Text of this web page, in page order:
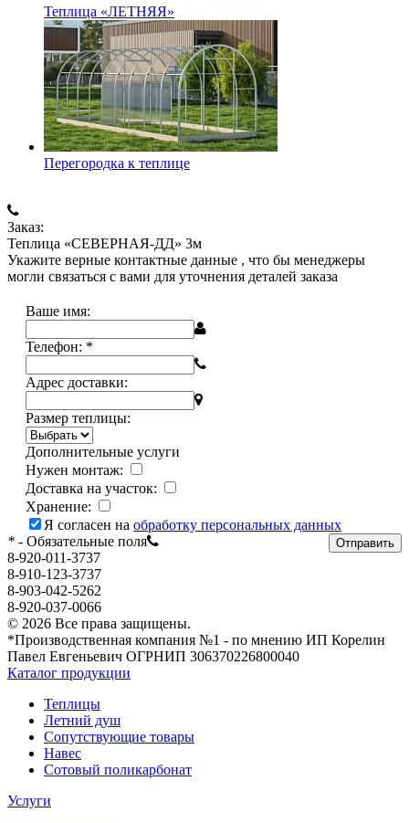
Теплица «ЛЕТНЯЯ»
Перегородка к теплице
Заказ:
Теплица «СЕВЕРНАЯ-ДД» 3м
Укажите верные контактные данные , что бы менеджеры
могли связаться с вами для уточнения деталей заказа
Ваше имя:
Телефон: *
Адрес доставки:
Размер теплицы:
Дополнительные услуги
Нужен монтаж:
Доставка на участок:
Хранение:
Я согласен на обработку персональных данных
* - Обязательные поля Отправить
8-920-011-3737
8-910-123-3737
8-903-042-5262
8-920-037-0066
© 2026 Все права защищены.
*Производственная компания №1 - по мнению ИП Корелин
Павел Евгеньевич ОГРНИП 306370226800040
Каталог продукции
Теплицы
Летний душ
Сопутствующие товары
Навес
Сотовый поликарбонат
Услуги